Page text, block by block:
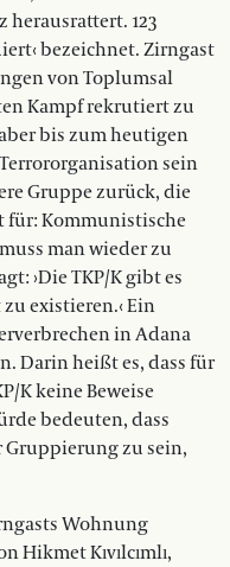
herausrattert. 123
bezeichnet. Zirngast
von Toplumsal
Kampf rekrutiert zu
bis zum heutigen
sein
Gruppe zurück, die
für: Kommunistische
man wieder zu
›Die TKP/K gibt es
existieren.‹ Ein
in Adana
Darin heißt es, dass für
K keine Beweise
bedeuten, dass
zu sein,
Wohnung
Hikmet Kıvılcımlı,